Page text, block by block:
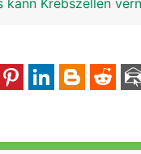
kann Krebszellen